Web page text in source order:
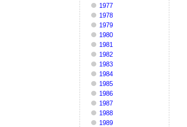
1977
1978
1979
1980
1981
1982
1983
1984
1985
1986
1987
1988
1989